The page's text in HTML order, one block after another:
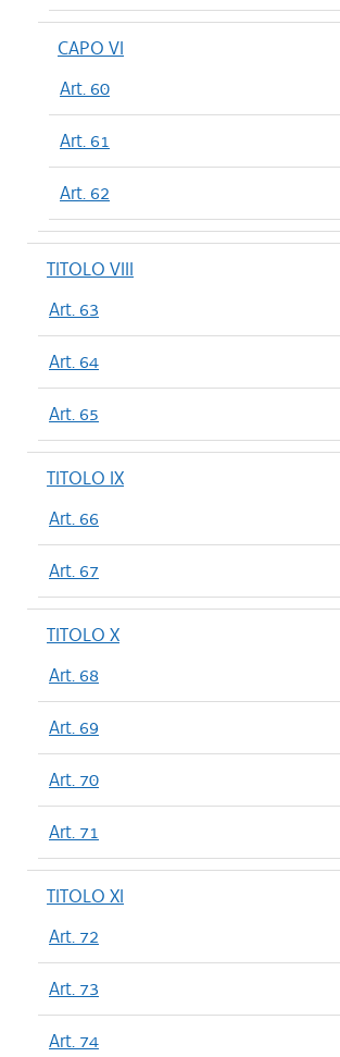
CAPO VI
Art. 60
Art. 61
Art. 62
TITOLO VIII
Art. 63
Art. 64
Art. 65
TITOLO IX
Art. 66
Art. 67
TITOLO X
Art. 68
Art. 69
Art. 70
Art. 71
TITOLO XI
Art. 72
Art. 73
Art. 74